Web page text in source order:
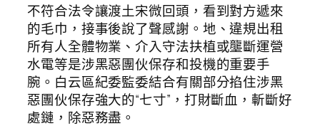
不符合法令讓渡土宋微回頭，看到對方遞來
的毛巾，接事後說了聲感謝。地、違規出租
所有人全體物業、介入守法扶植或壟斷運營
水電等是涉黑惡團伙保存和投機的重要手
腕。白云區紀委監委結合有關部分掐住涉黑
惡團伙保存強大的“七寸”，打財斷血，斬斷好
處鏈，除惡務盡。